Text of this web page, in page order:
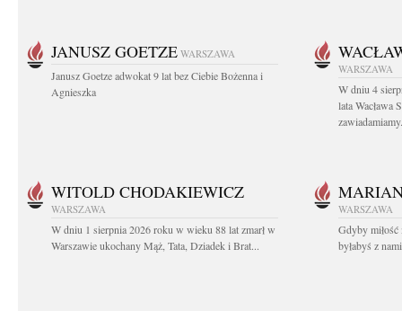
JANUSZ GOETZE WARSZAWA
Janusz Goetze adwokat 9 lat bez Ciebie Bożenna i
Agnieszka
WARSZAWA
W dniu 4
lata Wacława
WITOLD CHODAKIEWICZ
WARSZAWA
W dniu 1 sierpnia 2026 roku w wieku 88 lat zmarł w
Warszawie ukochany Mąż, Tata, Dziadek i Brat...
WARSZAWA
Gdyby miłość
byłabyś z